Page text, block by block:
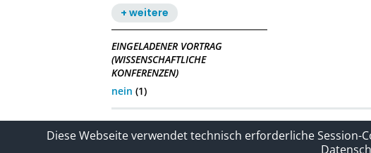
+ weitere
EINGELADENER VORTRAG
(WISSENSCHAFTLICHE
KONFERENZEN)
nein (1)
Kontakt Impressum / Datenschutzerklärung
Diese Webseite verwendet technisch erforderliche